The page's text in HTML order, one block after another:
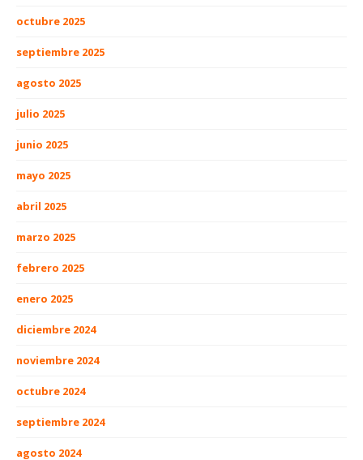
octubre 2025
septiembre 2025
agosto 2025
julio 2025
junio 2025
mayo 2025
abril 2025
marzo 2025
febrero 2025
enero 2025
diciembre 2024
noviembre 2024
octubre 2024
septiembre 2024
agosto 2024